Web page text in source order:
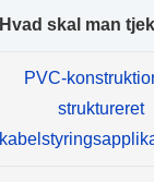
Hvad skal man
PVC-
struktureret